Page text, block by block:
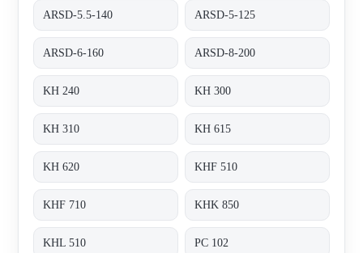
ARSD-5.5-140 ARSD-5-125
ARSD-6-160 ARSD-8-200
KH 240 KH 300
KH 310 KH 615
KH 620 KHF 510
KHF 710 KHK 850
KHL 510 PC 102